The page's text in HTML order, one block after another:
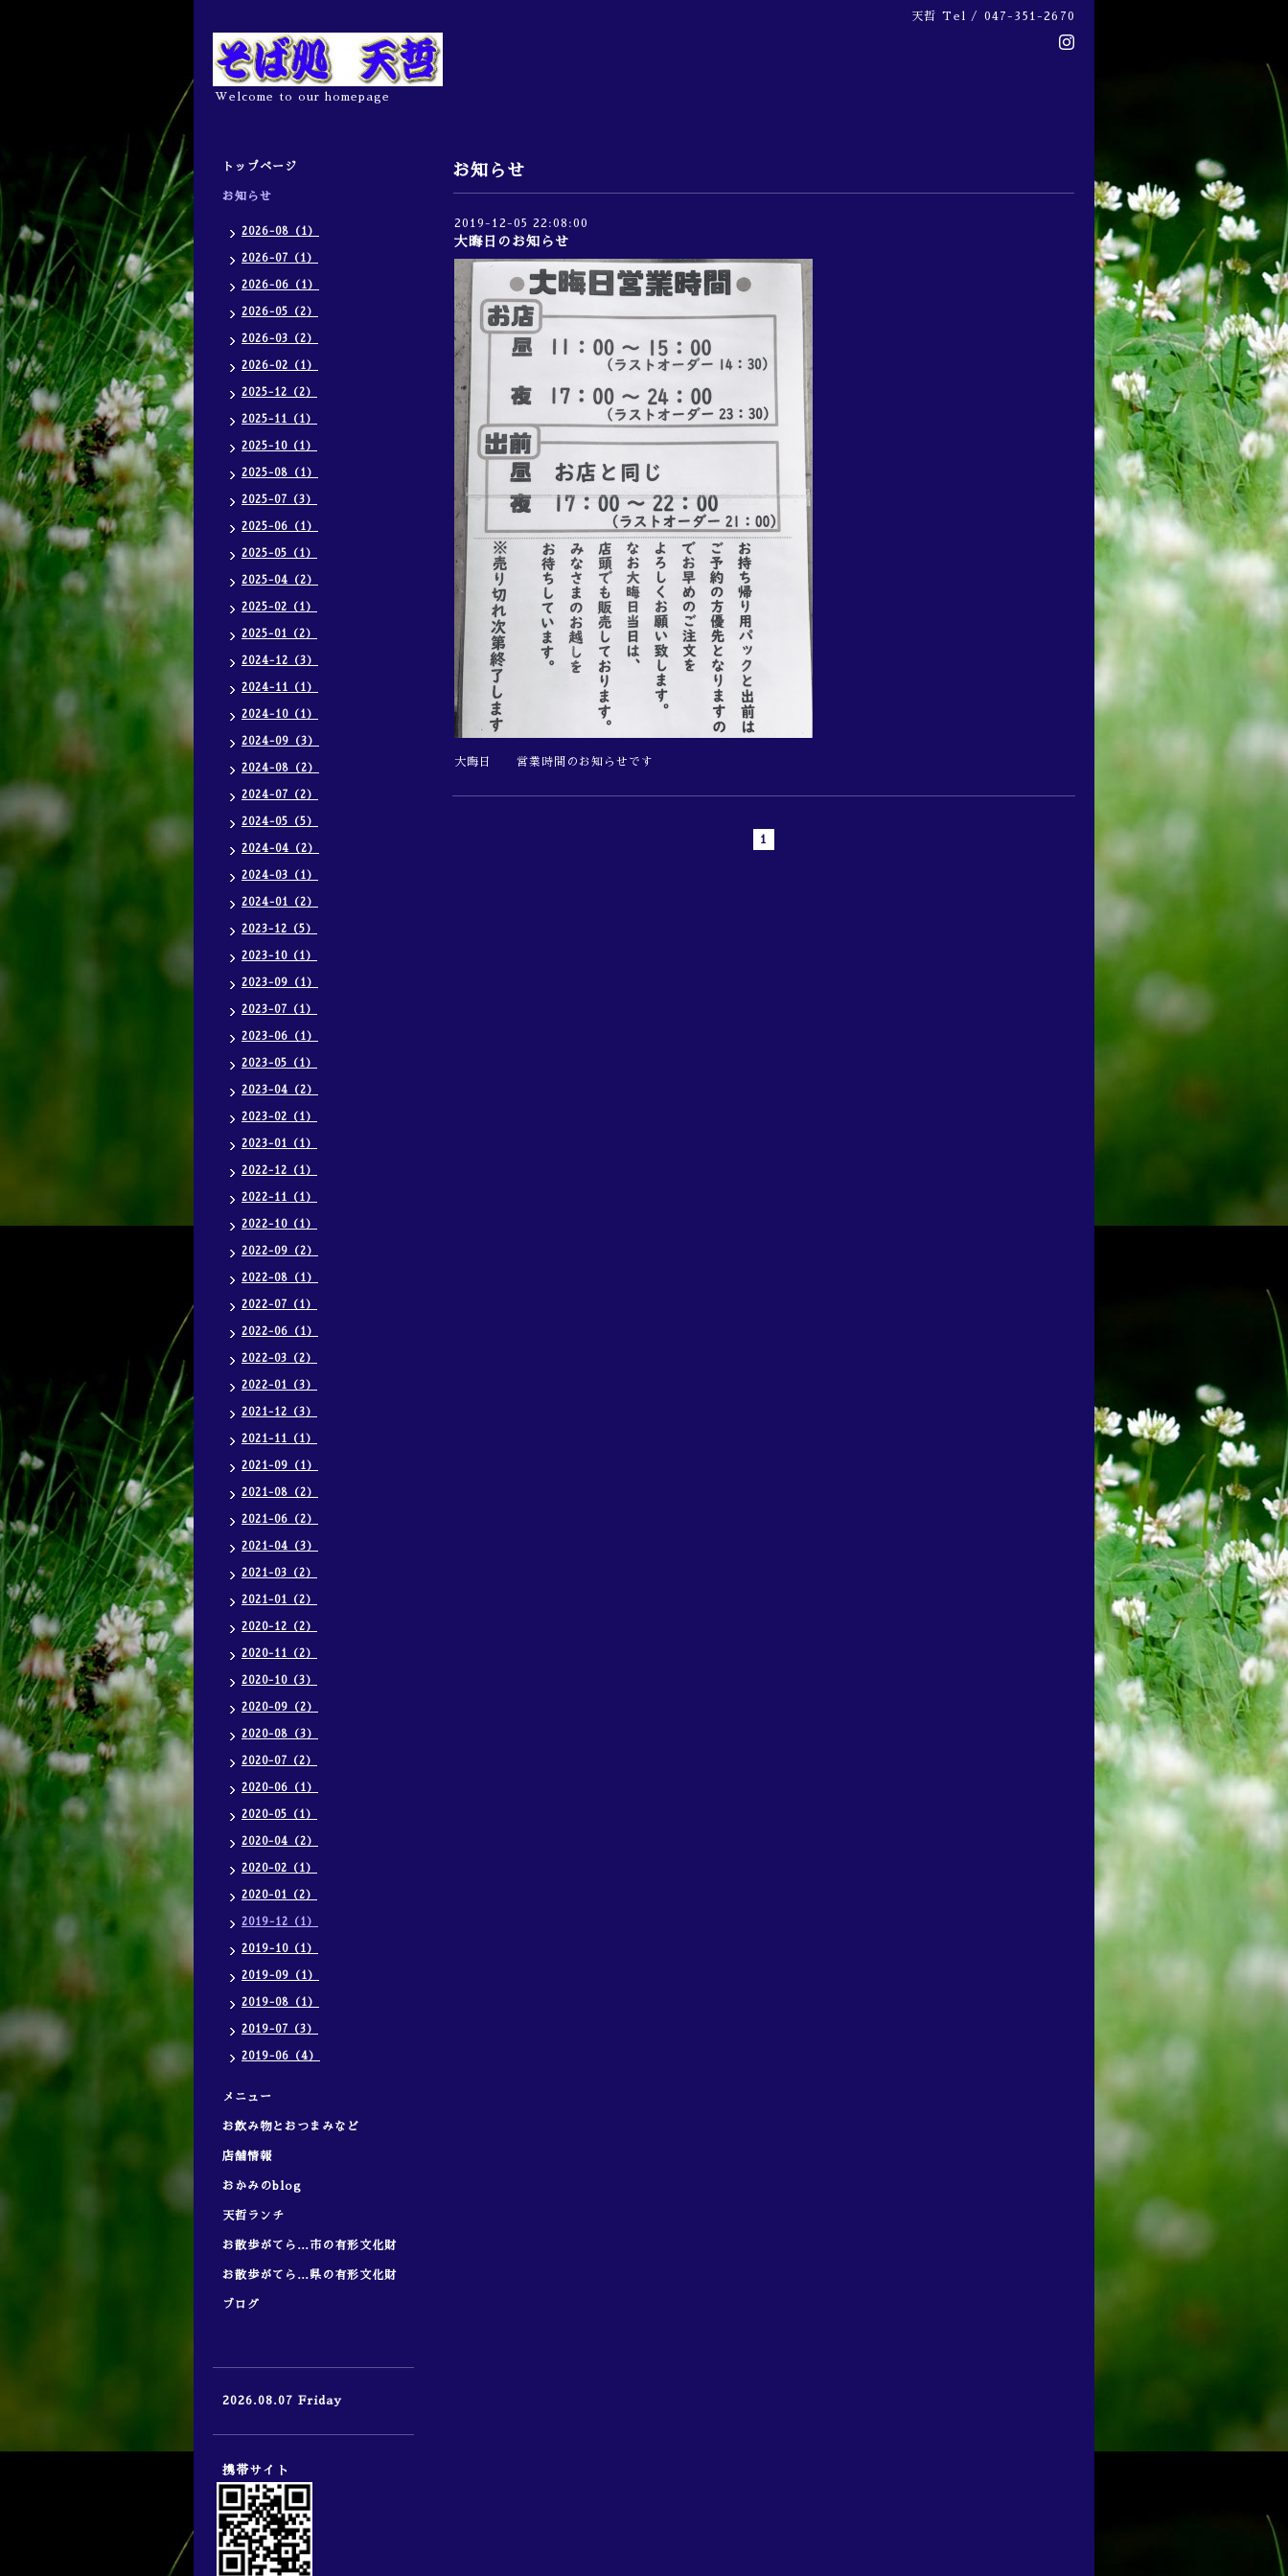
天哲 Tel / 047-351-2670
Welcome to our homepage
お知らせ
2019-12-05 22:08:00
大晦日のお知らせ
大晦日 営業時間のお知らせです
1
トップページ
お知らせ
2026-08（1）
2026-07（1）
2026-06（1）
2026-05（2）
2026-03（2）
2026-02（1）
2025-12（2）
2025-11（1）
2025-10（1）
2025-08（1）
2025-07（3）
2025-06（1）
2025-05（1）
2025-04（2）
2025-02（1）
2025-01（2）
2024-12（3）
2024-11（1）
2024-10（1）
2024-09（3）
2024-08（2）
2024-07（2）
2024-05（5）
2024-04（2）
2024-03（1）
2024-01（2）
2023-12（5）
2023-10（1）
2023-09（1）
2023-07（1）
2023-06（1）
2023-05（1）
2023-04（2）
2023-02（1）
2023-01（1）
2022-12（1）
2022-11（1）
2022-10（1）
2022-09（2）
2022-08（1）
2022-07（1）
2022-06（1）
2022-03（2）
2022-01（3）
2021-12（3）
2021-11（1）
2021-09（1）
2021-08（2）
2021-06（2）
2021-04（3）
2021-03（2）
2021-01（2）
2020-12（2）
2020-11（2）
2020-10（3）
2020-09（2）
2020-08（3）
2020-07（2）
2020-06（1）
2020-05（1）
2020-04（2）
2020-02（1）
2020-01（2）
2019-12（1）
2019-10（1）
2019-09（1）
2019-08（1）
2019-07（3）
2019-06（4）
メニュー
お飲み物とおつまみなど
店舗情報
おかみのblog
天哲ランチ
お散歩がてら…市の有形文化財
お散歩がてら…県の有形文化財
ブログ
2026.08.07 Friday
携帯サイト